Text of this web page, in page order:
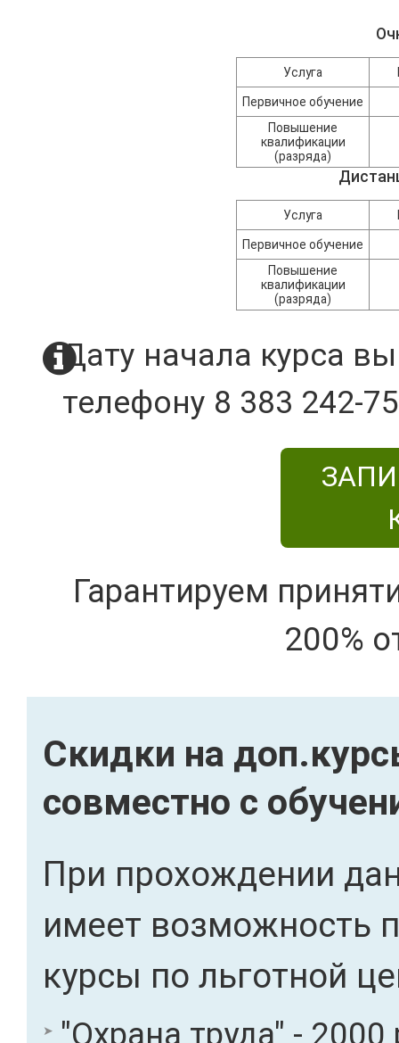
Услуга
Первичное обучение
Повышение
квалификации
(разряда)
Услуга
Первичное обучение
Повышение
квалификации
(разряда)
Дату начала курса
телефону 8 383 242-
Гарантируем
200%
Скидки на
совместно с
При прохождении
имеет возможность
курсы по льготной
"Охрана труда" - 2000